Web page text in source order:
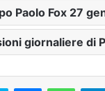
Paolo Fox 27
giornaliere di